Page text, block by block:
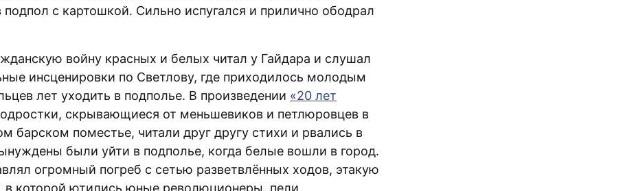
подпол с картошкой. Сильно испугался и прилично ободрал
войну красных и белых читал у Гайдара и слушал
инсценировки по Светлову, где приходилось молодым
лет уходить в подполье. В произведении «20 лет
скрывающиеся от меньшевиков и петлюровцев в
барском поместье, читали друг другу стихи и рвались в
были уйти в подполье, когда белые вошли в город.
огромный погреб с сетью разветвлённых ходов, этакую
в которой ютились юные революционеры, пели